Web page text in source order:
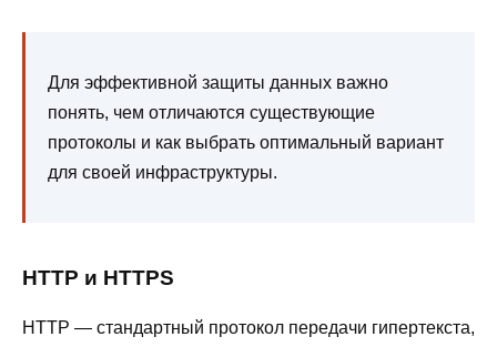
Для эффективной защиты данных важно
понять, чем отличаются существующие
протоколы и как выбрать оптимальный вариант
для своей инфраструктуры.
HTTP и HTTPS
HTTP — стандартный протокол передачи гипертекста,